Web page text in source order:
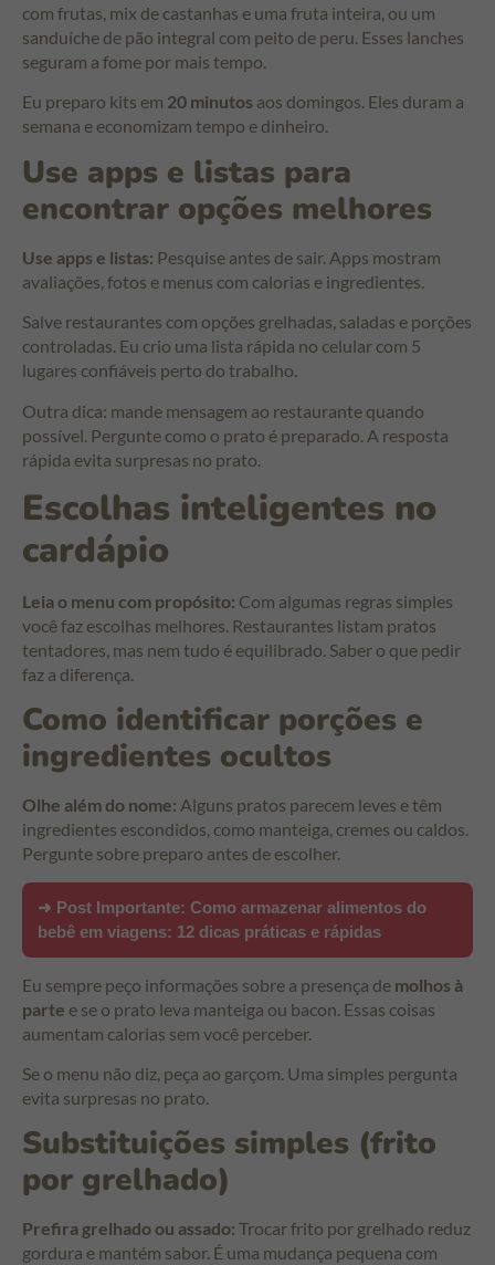
com frutas, mix de castanhas e uma fruta inteira, ou um
sanduíche de pão integral com peito de peru. Esses lanches
seguram a fome por mais tempo.
Eu preparo kits em 20 minutos aos domingos. Eles duram a
semana e economizam tempo e dinheiro.
Use apps e listas para
encontrar opções melhores
Use apps e listas: Pesquise antes de sair. Apps mostram
avaliações, fotos e menus com calorias e ingredientes.
Salve restaurantes com opções grelhadas, saladas e porções
controladas. Eu crio uma lista rápida no celular com 5
lugares confiáveis perto do trabalho.
Outra dica: mande mensagem ao restaurante quando
possível. Pergunte como o prato é preparado. A resposta
rápida evita surpresas no prato.
Escolhas inteligentes no
cardápio
Leia o menu com propósito: Com algumas regras simples
você faz escolhas melhores. Restaurantes listam pratos
tentadores, mas nem tudo é equilibrado. Saber o que pedir
faz a diferença.
Como identificar porções e
ingredientes ocultos
Olhe além do nome: Alguns pratos parecem leves e têm
ingredientes escondidos, como manteiga, cremes ou caldos.
Pergunte sobre preparo antes de escolher.
➜ Post Importante: Como armazenar alimentos do
bebê em viagens: 12 dicas práticas e rápidas
Eu sempre peço informações sobre a presença de molhos à
parte e se o prato leva manteiga ou bacon. Essas coisas
aumentam calorias sem você perceber.
Se o menu não diz, peça ao garçom. Uma simples pergunta
evita surpresas no prato.
Substituições simples (frito
por grelhado)
Prefira grelhado ou assado: Trocar frito por grelhado reduz
gordura e mantém sabor. É uma mudança pequena com